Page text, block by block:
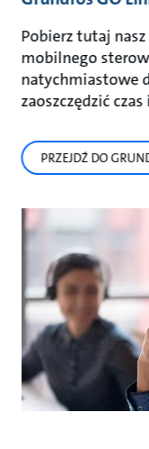
Pobierz tutaj
mobilnego
natychmiastowe
zaoszczędzić czas
PRZEJDŹ DO